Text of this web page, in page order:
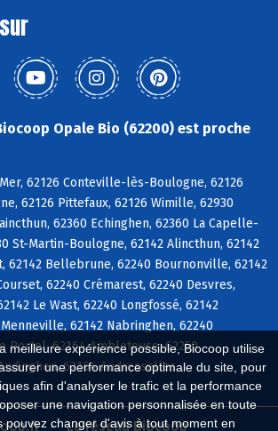
meilleure expérience possible, Biocoop utilise
une performance optimale du site, pour
afin d'analyser le trafic et la performance
une navigation personnalisée en toute
pouvez changer d'avis à tout moment en
Opale Bio (62200) est proche
62126 Conteville-lès-Boulogne, 62126
62126 Pittefaux, 62126 Wimille, 62930
62360 Echinghen, 62360 La Capelle-
St-Martin-Boulogne, 62142 Alincthun, 62142
Bellebrune, 62240 Bournonville, 62142
62240 Crémarest, 62240 Desvres,
Le Wast, 62240 Longfossé, 62142
62142 Nabringhen, 62240
Portel, 62164 Ambleteuse, 62250
62164 Audresselles
Le réseau Biocoop